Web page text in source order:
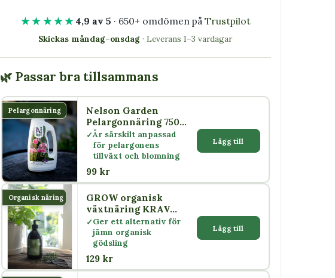
★★★★★ 4,9 av 5 · 650+ omdömen på Trustpilot
Skickas måndag–onsdag · Leverans 1–3 vardagar
🌿 Passar bra tillsammans
Pelargonnäring
Nelson Garden
Pelargonnäring 750
mlÄr särskilt anpassad
för pelargonens
tillväxt och blomning
99 kr
Lägg till
Organisk näring
GROW organisk
växtnäring KRAV
500 ml – Nelson
Garden
Ger ett alternativ för
jämn organisk
gödsling
129 kr
Lägg till